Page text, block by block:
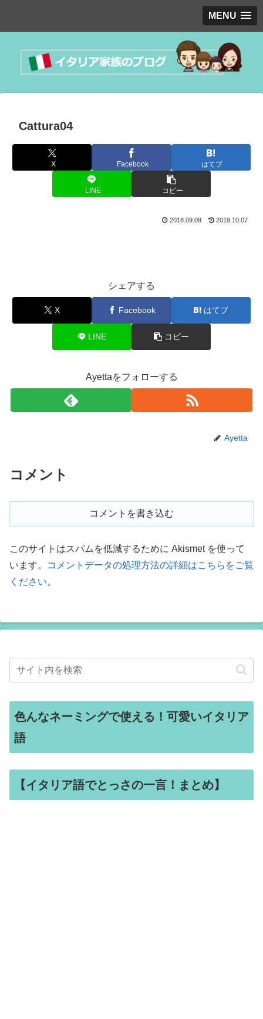
MENU
Cattura04
X Facebook はてブ
LINE コピー
2018.09.09 2019.10.07
シェアする
X Facebook はてブ
LINE コピー
Ayettaをフォローする
Ayetta
コメント
コメントを書き込む
このサイトはスパムを低減するために Akismet を使って
います。
コメントデータの処理方法の詳細はこちらをご覧
ください。
色んなネーミングで使える！可愛いイタリア
語
【イタリア語でとっさの一言！まとめ】